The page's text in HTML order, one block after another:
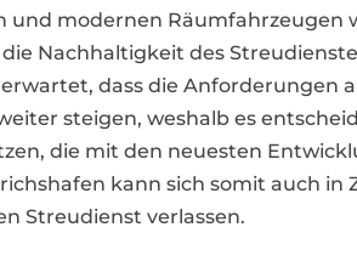
modernen Räumfahrzeugen
Nachhaltigkeit des
dass die Anforderungen
steigen, weshalb es
die mit den neuesten
kann sich somit auch in
Streudienst verlassen.